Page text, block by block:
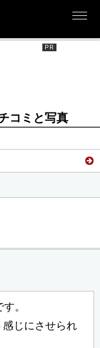
コミと写真
。
じにさせられ